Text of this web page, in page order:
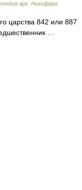
арх. Никифора.
…